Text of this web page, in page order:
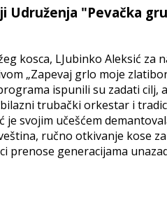
Udruženja "Pevačka
kosca, LJubinko Aleksić za
„Zapevaj grlo moje
ispunili su zadati cilj,
trubački orkestar i
je svojim učešćem
ručno otkivanje kose
prenose generacijama